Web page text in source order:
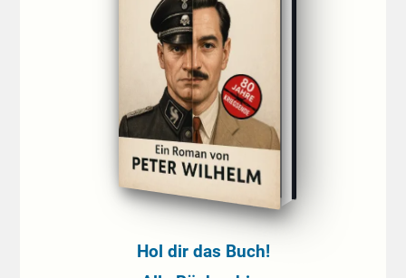
Hol dir das Buch!